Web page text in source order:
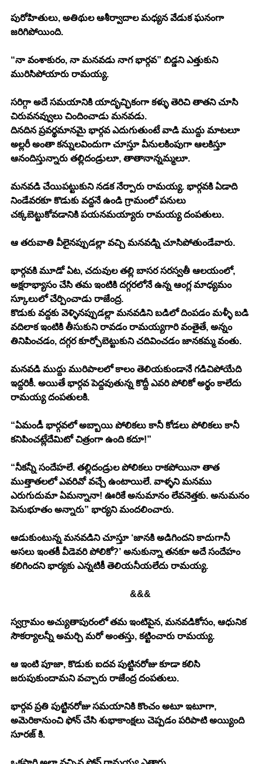
పురోహితులు, అతిథుల ఆశీర్వాదాల మధ్యన వేడుక ఘనంగా
జరిగిపోయింది.
“నా వంశాకురం, నా మనవడు నాగ భార్గవ” బిడ్డని ఎత్తుకుని
మురిసిపోయారు రామయ్య.
సరిగ్గా అదే సమయానికి యాదృచ్ఛికంగా కళ్ళు తెరిచి తాతని చూసి
దినదిన ప్రవర్థమానమై భార్గవ ఎదుగుతుంటే వాడి ముద్దు మాటలూ
అల్లరీ అంతా కన్నులవిందుగా చూస్తూ వీనులకింపుగా ఆలకిస్తూ
ఆనందిస్తున్నారు తల్లిదండ్రులూ, తాతానాన్నమ్మలూ.
మనవడి చేయిపట్టుకుని నడక నేర్పారు రామయ్య. భార్గవకి ఏడాది
నిండేవరకూ కొడుకు వద్దనే ఉండి గ్రామంలో పనులు
చక్కబెట్టుకోవడానికి పయనమయ్యారు రామయ్య దంపతులు.
ఆ తరువాతి వీలైనప్పుడల్లా వచ్చి మనవడ్ని చూసిపోతుండేవారు.
భార్గవకి మూడో ఏట, చదువుల తల్లి బాసర సరస్వతీ ఆలయంలో,
అక్షరాభ్యాసం చేసి తమ ఇంటికి దగ్గరలోనే ఉన్న ఆంగ్ల మాధ్యమం
స్కూలులో చేర్పించాడు రాజేంద్ర.
కొడుకు వద్దకు వెళ్ళినప్పుడల్లా మనవడిని బడిలో దింపడం మళ్ళీ బడి
వదిలాక ఇంటికి తీసుకుని రావడం రామయ్యగారి వంతైతే, అన్నం
తినిపించడం, దగ్గర కూర్చోబెట్టుకుని చదివించడం జానకమ్మ వంతు.
మనవడి ముద్దు మురిపాలలో కాలం తెలియకుండానే గడిచిపోయేది
ఇద్దరికీ. అయితే భార్గవ పెద్దవుతున్న కొద్దీ ఎవరి పోలికో అర్థం కాలేదు
రామయ్య దంపతులకి.
“ఏమండీ భార్గవలో అబ్బాయి పోలికలు కానీ కోడలు పోలికలు కానీ
కనిపించట్లేదేమిటో చిత్రంగా ఉంది కదూ!”
“నీకన్నీ సందేహలే. తల్లిదండ్రుల పోలికలు రాకపోయినా తాత
ముత్తాతలలో ఎవరివో వచ్చే ఉంటాయిలే. వాళ్ళని మనము
ఎరుగుదుమా ఏమన్నానా! ఊరికే అనుమానం లేవనెత్తకు. అనుమనం
పెనుభూతం అన్నారు” భార్యని మందలించారు.
ఆడుకుంటున్న మనవడిని చూస్తూ ‘జానకి అడిగిందని కాదుగానీ
అసలు ఇంతకీ వీడెవరి పోలికో?’ అనుకున్నా తనకూ అదే సందేహం
కలిగిందని భార్యకు ఎన్నటికీ తెలియనీయలేదు రామయ్య.
					 &&&
స్వగ్రామం అచ్యుతాపురంలో తమ ఇంటిపైన, మనవడికోసం, ఆధునిక
సౌకర్యాలన్నీ అమర్చి మరో అంతస్తు, కట్టించారు రామయ్య.
ఆ ఇంటి పూజా, కొడుకు ఐదవ పుట్టినరోజు కూడా కలిసి
జరుపుకుందామని వచ్చారు రాజేంద్ర దంపతులు.
భార్గవ ప్రతి పుట్టినరోజు సమయానికి కొంచం అటూ ఇటూగా,
అమెరికానుంచి ఫోన్ చేసి శుభాకాంక్షలు చెప్పడం పరిపాటి అయ్యింది
సూరజ్ కి.